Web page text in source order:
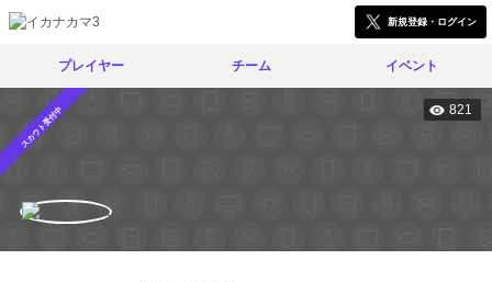
新規登録・ログイン
プレイヤー チーム イベント
スカウト受付中 821